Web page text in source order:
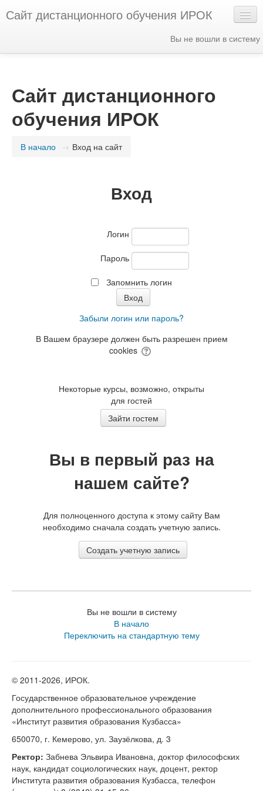
Сайт дистанционного обучения ИРОК
Вы не вошли в систему
Сайт дистанционного
обучения ИРОК
В начало → Вход на сайт
Вход
Логин
Пароль
Запомнить логин
Забыли логин или пароль?
В Вашем браузере должен быть разрешен прием
cookies
Некоторые курсы, возможно, открыты
для гостей
Вы в первый раз на
нашем сайте?
Для полноценного доступа к этому сайту Вам
необходимо сначала создать учетную запись.
Вы не вошли в систему
В начало
Переключить на стандартную тему
© 2011-2026, ИРОК.
Государственное образовательное учреждение
дополнительного профессионального образования
«Институт развития образования Кузбасса»
650070, г. Кемерово, ул. Заузёлкова, д. 3
Ректор: Забнева Эльвира Ивановна, доктор философских
наук, кандидат социологических наук, доцент, ректор
Института развития образования Кузбасса, телефон